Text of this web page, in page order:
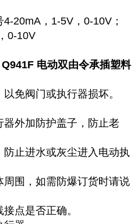
20mA，1-5V，0-10V；
0-10V
电动双由令承插塑料
免阀门或执行器损坏。
外加防护盖子，防止老
止进水或灰尘进入电动执
围，如需防爆订货时请说
点是否正确。